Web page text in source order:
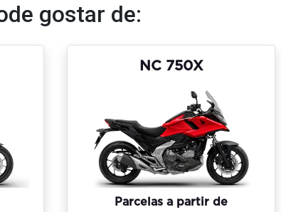
gostar de:
NC 750X
Parcelas a partir de